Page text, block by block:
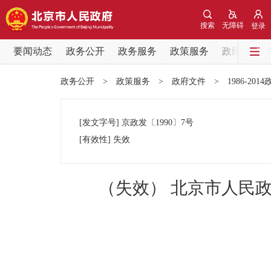
登录
无障碍
搜索
要闻动态 政务公开 政务服务 政策服务
政民互动
党中央精神
政务公开 > 政策服务 > 政府文件 > 1986-2014
[发文字号] 京政发 〔1990〕 7号
[有效性] 失效
（失效） 北京市人民